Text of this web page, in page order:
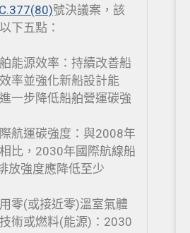
號決議案，該
下五點：
能源效率：持續改善船
率並強化新船設計能
一步降低船舶營運碳強
航運碳強度：與2008年
比，2030年國際航線船
放強度應降低至少
零(或接近零)溫室氣體
術或燃料(能源)：2030